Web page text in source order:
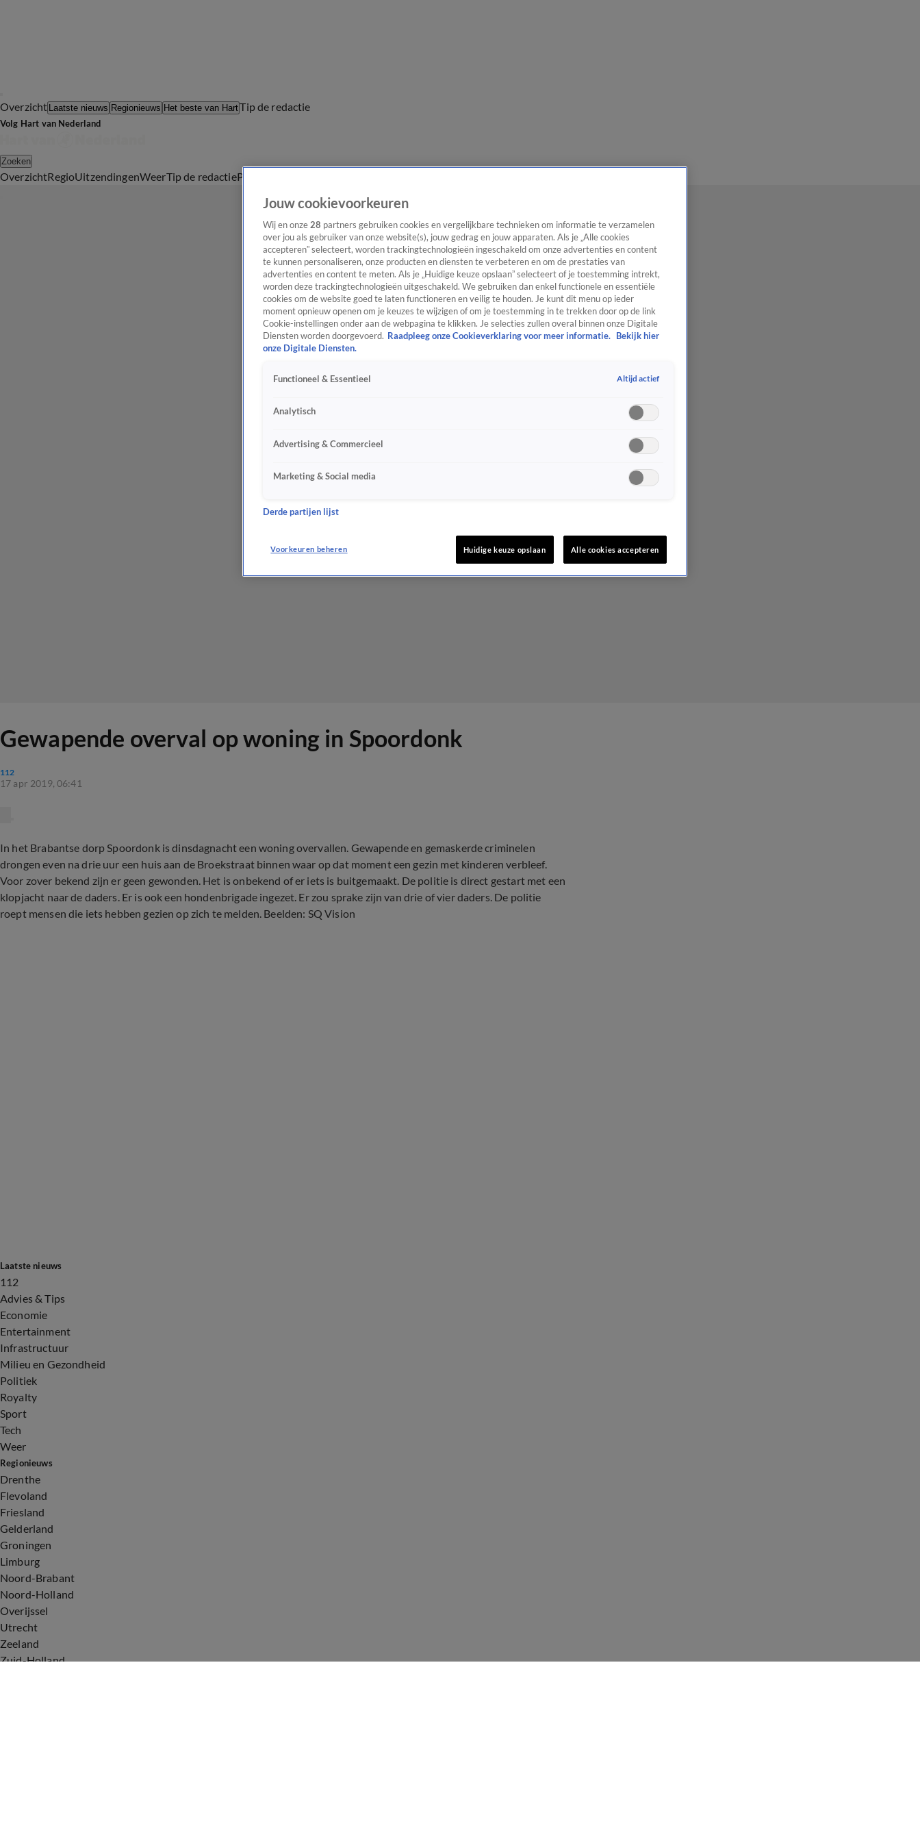
Overzicht Laatste nieuws Regionieuws Het beste van HartTip de redactie
Volg Hart van Nederland
Zoeken
OverzichtRegioUitzendingenWeerTip de redactiePanel
Gewapende overval op woning in Spoordonk
112
17 apr 2019, 06:41
In het Brabantse dorp Spoordonk is dinsdagnacht een woning overvallen. Gewapende en gemaskerde criminelen
drongen even na drie uur een huis aan de Broekstraat binnen waar op dat moment een gezin met kinderen verbleef.
Voor zover bekend zijn er geen gewonden. Het is onbekend of er iets is buitgemaakt. De politie is direct gestart met een
klopjacht naar de daders. Er is ook een hondenbrigade ingezet. Er zou sprake zijn van drie of vier daders. De politie
roept mensen die iets hebben gezien op zich te melden. Beelden: SQ Vision
Laatste nieuws
112
Advies & Tips
Economie
Entertainment
Infrastructuur
Milieu en Gezondheid
Politiek
Royalty
Sport
Tech
Weer
Regionieuws
Drenthe
Flevoland
Friesland
Gelderland
Groningen
Limburg
Noord-Brabant
Noord-Holland
Overijssel
Utrecht
Zeeland
Zuid-Holland
Jouw cookievoorkeuren
Wij en onze 28 partners gebruiken cookies en vergelijkbare technieken om informatie te verzamelen
over jou als gebruiker van onze website(s), jouw gedrag en jouw apparaten. Als je „Alle cookies
accepteren” selecteert, worden trackingtechnologieën ingeschakeld om onze advertenties en content
te kunnen personaliseren, onze producten en diensten te verbeteren en om de prestaties van
advertenties en content te meten. Als je „Huidige keuze opslaan” selecteert of je toestemming intrekt,
worden deze trackingtechnologieën uitgeschakeld. We gebruiken dan enkel functionele en essentiële
cookies om de website goed te laten functioneren en veilig te houden. Je kunt dit menu op ieder
moment opnieuw openen om je keuzes te wijzigen of om je toestemming in te trekken door op de link
Cookie-instellingen onder aan de webpagina te klikken. Je selecties zullen overal binnen onze Digitale
Diensten worden doorgevoerd. Raadpleeg onze Cookieverklaring voor meer informatie. Bekijk hier
onze Digitale Diensten.
Functioneel & Essentieel Altijd actief
Analytisch
Advertising & Commercieel
Marketing & Social media
Derde partijen lijst
Voorkeuren beheren Huidige keuze opslaan Alle cookies accepteren